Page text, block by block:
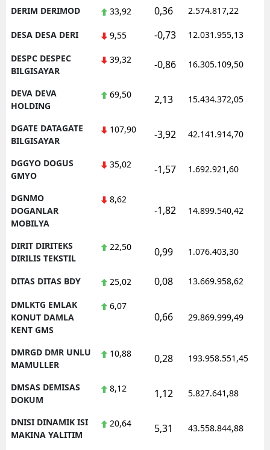
DERIM DERIMOD 33,92 0,36 2.574.817,22
DESA DESA DERI 9,55 -0,73 12.031.955,13
DESPC DESPEC
BILGISAYAR
39,32 -0,86 16.305.109,50
DEVA DEVA
HOLDING
69,50 2,13 15.434.372,05
DGATE DATAGATE
BILGISAYAR
107,90 -3,92 42.141.914,70
DGGYO DOGUS
GMYO
35,02 -1,57 1.692.921,60
DGNMO
DOGANLAR
MOBILYA
8,62
-1,82 14.899.540,42
DIRIT DIRITEKS
DIRILIS TEKSTIL
22,50 0,99 1.076.403,30
DITAS DITAS BDY 25,02 0,08 13.669.958,62
DMLKTG EMLAK
KONUT DAMLA
KENT GMS
6,07
0,66 29.869.999,49
DMRGD DMR UNLU
MAMULLER
10,88 0,28 193.958.551,45
DMSAS DEMISAS
DOKUM
8,12 1,12 5.827.641,88
DNISI DINAMIK ISI
MAKINA YALITIM
20,64 5,31 43.558.844,88